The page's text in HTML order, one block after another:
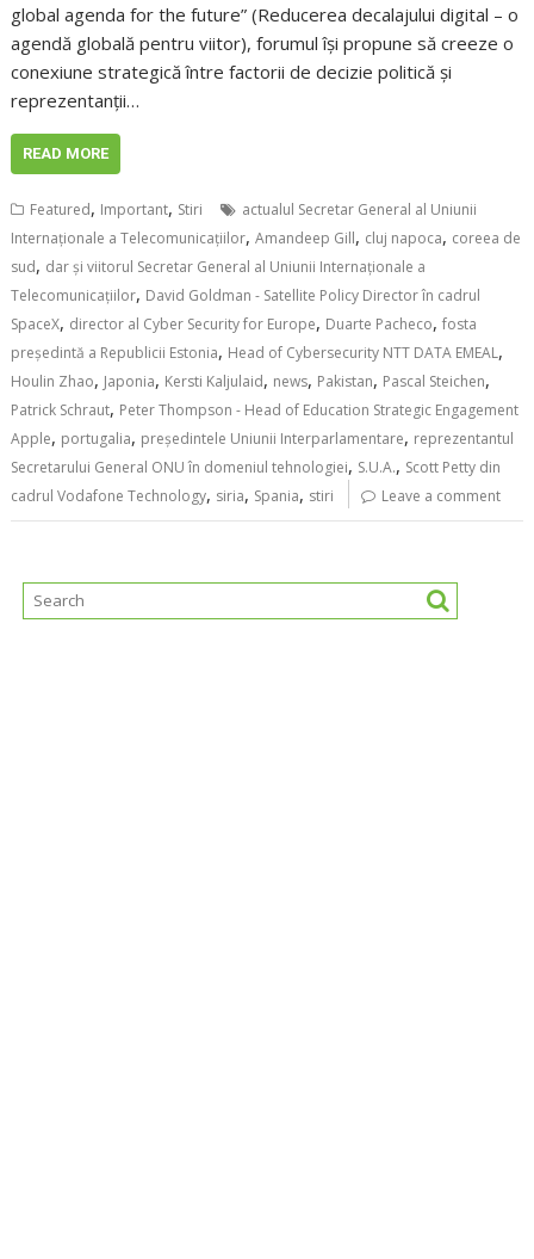
global agenda for the future” (Reducerea decalajului digital – o
agendă globală pentru viitor), forumul își propune să creeze o
conexiune strategică între factorii de decizie politică și
reprezentanții…
READ MORE
Featured, Important, Stiri
actualul Secretar General al Uniunii
Internaționale a Telecomunicațiilor,Amandeep Gill, cluj napoca, coreea de
sud, dar și viitorul Secretar General al Uniunii Internaționale a
Telecomunicațiilor, David Goldman - Satellite Policy Director în cadrul
SpaceX, director al Cyber Security for Europe, Duarte Pacheco,fosta
președintă a Republicii Estonia, Head of Cybersecurity NTT DATA EMEAL,
Houlin Zhao, Japonia, Kersti Kaljulaid, news, Pakistan, Pascal Steichen,
Patrick Schraut, Peter Thompson - Head of Education Strategic Engagement
Apple, portugalia, președintele Uniunii Interparlamentare, reprezentantul
Secretarului General ONU în domeniul tehnologiei, S.U.A., Scott Petty din
cadrul Vodafone Technology, siria, Spania, stiri Leave a comment